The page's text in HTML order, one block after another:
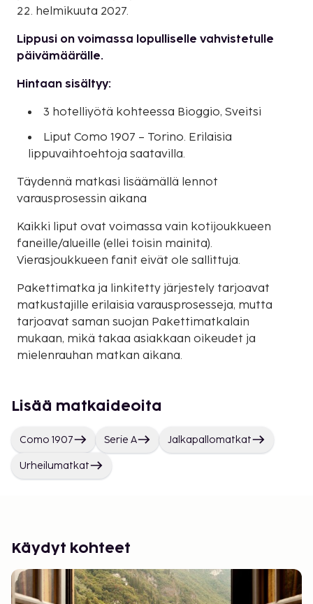
22. helmikuuta 2027.
Lippusi on voimassa lopulliselle vahvistetulle
päivämäärälle.
Hintaan sisältyy:
3 hotelliyötä kohteessa Bioggio, Sveitsi
Liput Como 1907 – Torino. Erilaisia
lippuvaihtoehtoja saatavilla.
Täydennä matkasi lisäämällä lennot
varausprosessin aikana
Kaikki liput ovat voimassa vain kotijoukkueen
faneille/alueille (ellei toisin mainita).
Vierasjoukkueen fanit eivät ole sallittuja.
Pakettimatka ja linkitetty järjestely tarjoavat
matkustajille erilaisia varausprosesseja, mutta
tarjoavat saman suojan Pakettimatkalain
mukaan, mikä takaa asiakkaan oikeudet ja
mielenrauhan matkan aikana.
Lisää matkaideoita
Como 1907 Serie A Jalkapallomatkat
Urheilumatkat
Käydyt kohteet